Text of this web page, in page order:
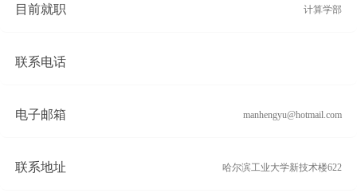
目前就职 计算学部
联系电话
电子邮箱 manhengyu@hotmail.com
联系地址 哈尔滨工业大学新技术楼622